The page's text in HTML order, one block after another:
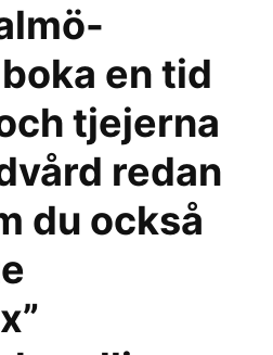
en tid
tjejerna
redan
du också